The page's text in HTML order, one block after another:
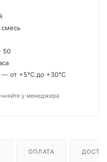
смесь
50
— от +5°С до +30°С
у менеджера
ОПЛАТА